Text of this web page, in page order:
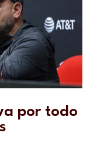
por todo